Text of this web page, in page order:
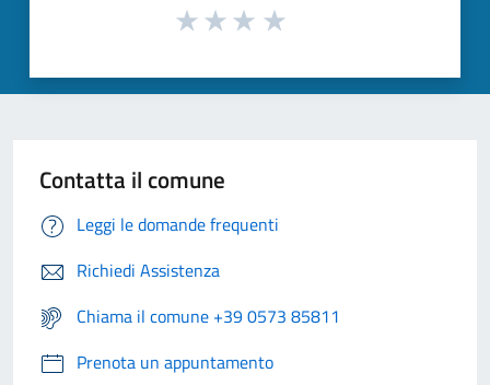
Contatta il comune
Leggi le domande frequenti
Richiedi Assistenza
Chiama il comune +39 0573 85811
Prenota un appuntamento